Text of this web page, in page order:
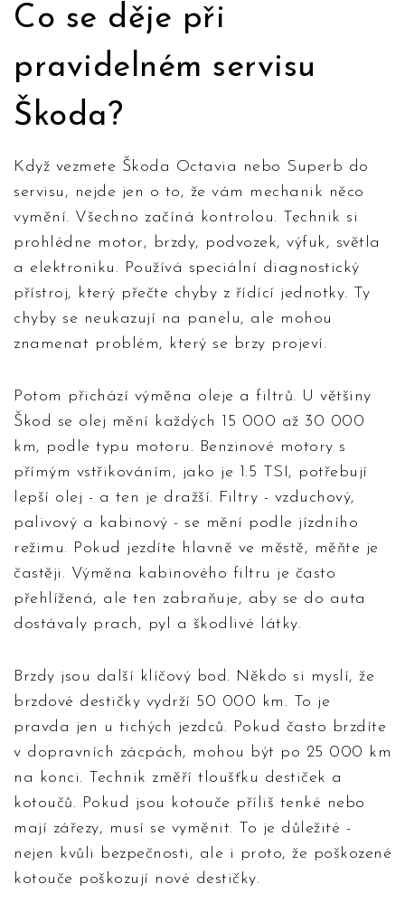
Co se děje při
pravidelném servisu
Škoda?
Když vezmete Škoda Octavia nebo Superb do
servisu, nejde jen o to, že vám mechanik něco
vymění. Všechno začíná kontrolou. Technik si
prohlédne motor, brzdy, podvozek, výfuk, světla
a elektroniku. Používá speciální diagnostický
přístroj, který přečte chyby z řídící jednotky. Ty
chyby se neukazují na panelu, ale mohou
znamenat problém, který se brzy projeví.
Potom přichází výměna oleje a filtrů. U většiny
Škod se olej mění každých 15 000 až 30 000
km, podle typu motoru. Benzinové motory s
přímým vstřikováním, jako je 1.5 TSI, potřebují
lepší olej - a ten je dražší. Filtry - vzduchový,
palivový a kabinový - se mění podle jízdního
režimu. Pokud jezdíte hlavně ve městě, měňte je
častěji. Výměna kabinového filtru je často
přehlížená, ale ten zabraňuje, aby se do auta
dostávaly prach, pyl a škodlivé látky.
Brzdy jsou další klíčový bod. Někdo si myslí, že
brzdové destičky vydrží 50 000 km. To je
pravda jen u tichých jezdců. Pokud často brzdíte
v dopravních zácpách, mohou být po 25 000 km
na konci. Technik změří tloušťku destiček a
kotoučů. Pokud jsou kotouče příliš tenké nebo
mají zářezy, musí se vyměnit. To je důležité -
nejen kvůli bezpečnosti, ale i proto, že poškozené
kotouče poškozují nové destičky.